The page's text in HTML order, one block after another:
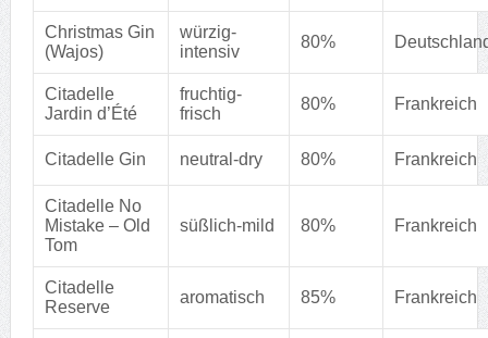
Christmas Gin
(Wajos)
würzig-
intensiv
80%
Citadelle
Jardin d’Été
fruchtig-
frisch
80% Frankreich
Citadelle Gin neutral-dry 80% Frankreich
Citadelle No
Mistake – Old
Tom
süßlich-mild 80% Frankreich
Citadelle
Reserve
aromatisch 85% Frankreich